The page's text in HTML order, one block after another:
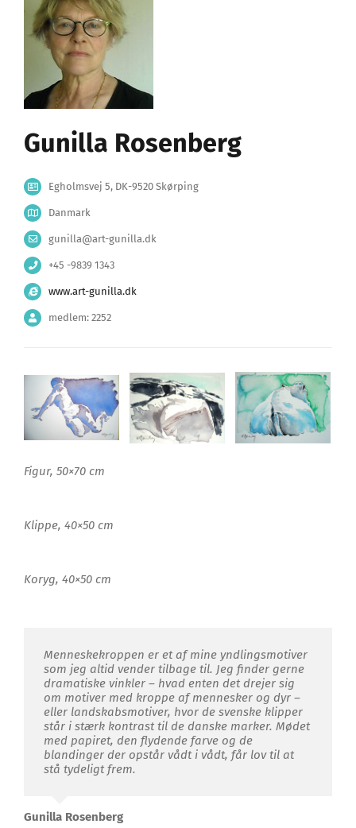
Gunilla Rosenberg
Egholmsvej 5, DK-9520 Skørping
Danmark
gunilla@art-gunilla.dk
+45 -9839 1343
www.art-gunilla.dk
medlem: 2252
Figur, 50×70 cm
Klippe, 40×50 cm
Koryg, 40×50 cm
Menneskekroppen er et af mine yndlingsmotiver
som jeg altid vender tilbage til. Jeg finder gerne
dramatiske vinkler – hvad enten det drejer sig
om motiver med kroppe af mennesker og dyr –
eller landskabsmotiver, hvor de svenske klipper
står i stærk kontrast til de danske marker. Mødet
med papiret, den flydende farve og de
blandinger der opstår vådt i vådt, får lov til at
stå tydeligt frem.
Gunilla Rosenberg